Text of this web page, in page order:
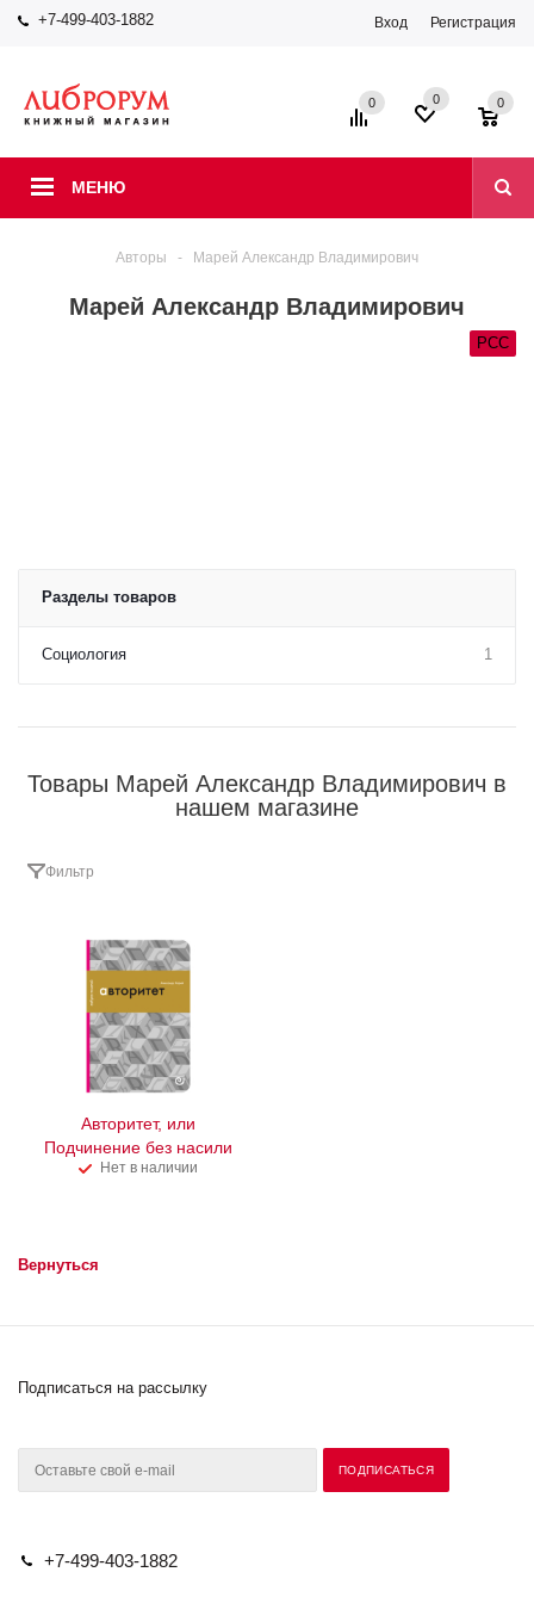
+7-499-403-1882 Вход Регистрация
МЕНЮ
0 0 0
Авторы - Марей Александр Владимирович
Марей Александр Владимирович
РСС
Разделы товаров
Социология 1
Товары Марей Александр Владимирович в
нашем магазине
Фильтр
Авторитет, или
Подчинение без насили
Нет в наличии
Вернуться
Подписаться на рассылку
+7-499-403-1882